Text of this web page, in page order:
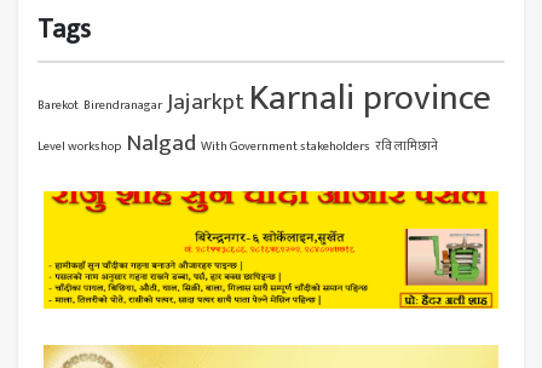
Tags
Barekot Birendranagar JajarkptKarnali province
Level workshop Nalgad With Government stakeholders रवि लामिछाने